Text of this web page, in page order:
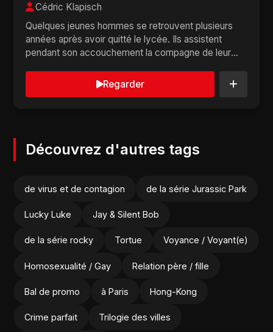
Cédric Klapisch
Quelques jeunes hommes se retrouvent plusieurs
années après avoir quitté le lycée. Ils assistent
pendant son accouchement la compagne de leur
Regarder
Découvrez d'autres tags
de virus et de contagion de la série Jurassic Park
Lucky Luke Jay & Silent Bob
de la série rocky Tortue Voyance / Voyant(e)
Homosexualité / Gay Relation père / fille
Bal de promo à Paris Hong-Kong
Crime parfait Trilogie des villes